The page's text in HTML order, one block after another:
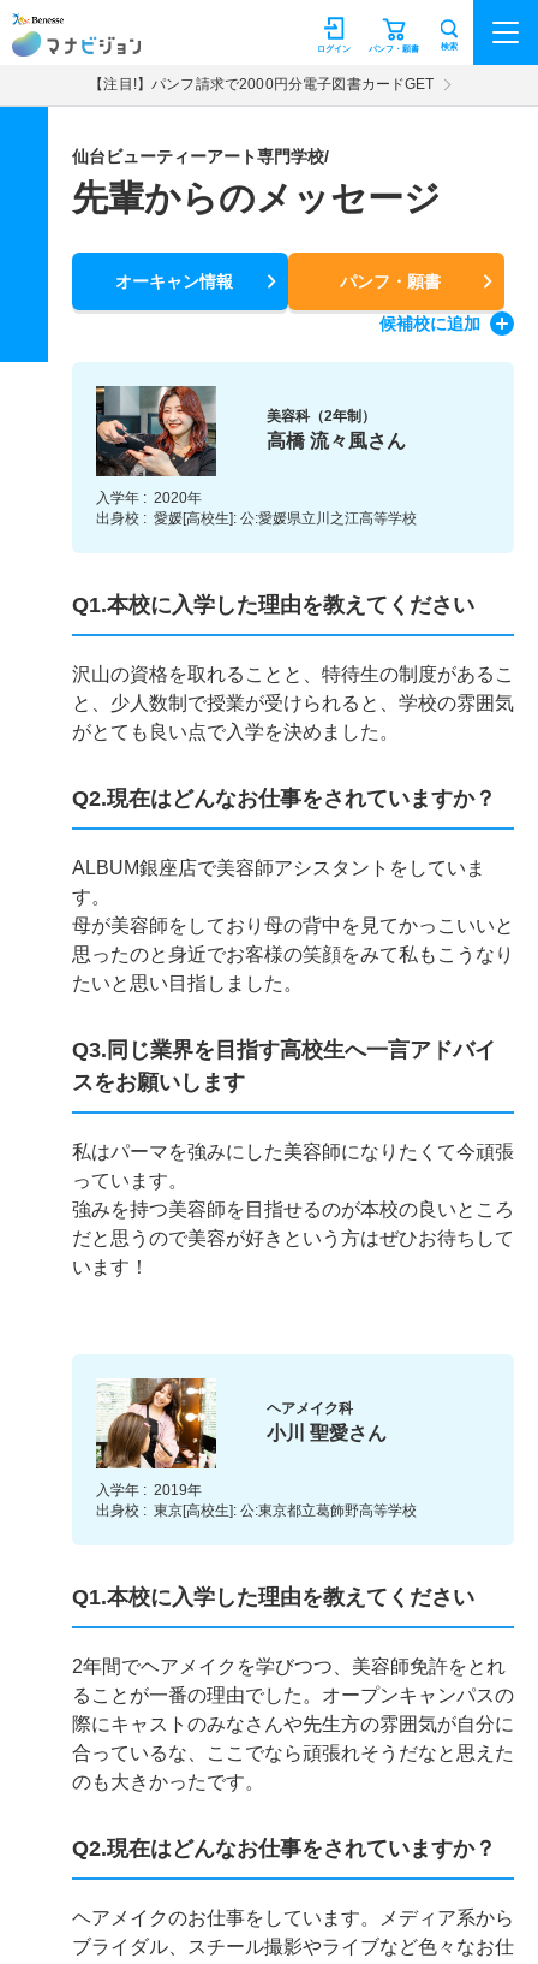
マナビジョン パンフ・願書
ログイン 検索
【注目!】パンフ請求で2000円分電子図書カードGET
仙台ビューティーアート専門学校/
先輩からのメッセージ
オーキャン情報 パンフ・願書
候補校に追加
美容科（2年制）
高橋 流々風さん
入学年 : 2020年
出身校 : 愛媛[高校生]: 公:愛媛県立川之江高等学校
Q1.本校に入学した理由を教えてください
沢山の資格を取れることと、特待生の制度があるこ
と、少人数制で授業が受けられると、学校の雰囲気
がとても良い点で入学を決めました。
Q2.現在はどんなお仕事をされていますか？
ALBUM銀座店で美容師アシスタントをしていま
す。
母が美容師をしており母の背中を見てかっこいいと
思ったのと身近でお客様の笑顔をみて私もこうなり
たいと思い目指しました。
Q3.同じ業界を目指す高校生へ一言アドバイ
スをお願いします
私はパーマを強みにした美容師になりたくて今頑張
っています。
強みを持つ美容師を目指せるのが本校の良いところ
だと思うので美容が好きという方はぜひお待ちして
います！
ヘアメイク科
小川 聖愛さん
入学年 : 2019年
出身校 : 東京[高校生]: 公:東京都立葛飾野高等学校
Q1.本校に入学した理由を教えてください
2年間でヘアメイクを学びつつ、美容師免許をとれ
ることが一番の理由でした。オープンキャンパスの
際にキャストのみなさんや先生方の雰囲気が自分に
合っているな、ここでなら頑張れそうだなと思えた
のも大きかったです。
Q2.現在はどんなお仕事をされていますか？
ヘアメイクのお仕事をしています。メディア系から
ブライダル、スチール撮影やライブなど色々なお仕